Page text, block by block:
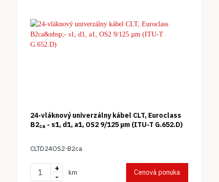
24-vláknový univerzálny kábel CLT, Euroclass
B2ca - s1, d1, a1, OS2 9/125 µm (ITU-T G.652.D)
CLTD24OS2-B2ca
+
-
km Cenová ponuka